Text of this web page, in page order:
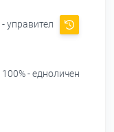
- управител
100% - едноличен